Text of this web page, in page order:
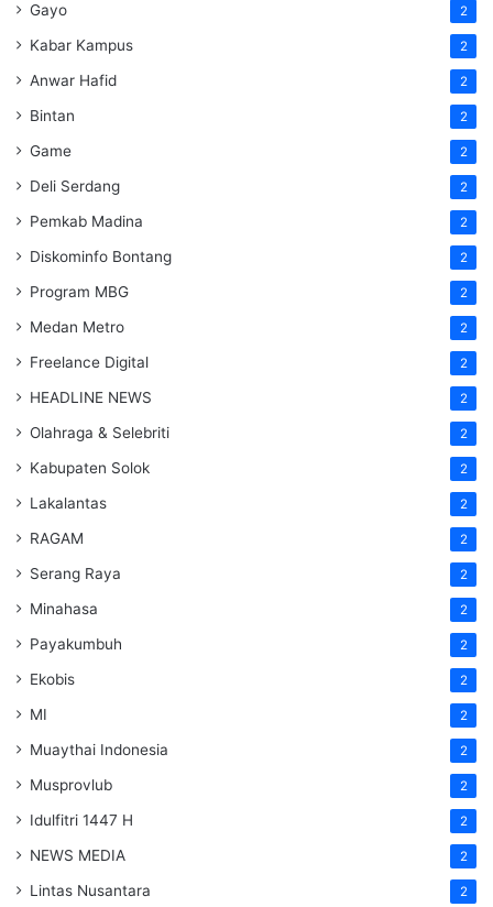
Gayo 2
Kabar Kampus 2
Anwar Hafid 2
Bintan 2
Game 2
Deli Serdang 2
Pemkab Madina 2
Diskominfo Bontang 2
Program MBG 2
Medan Metro 2
Freelance Digital 2
HEADLINE NEWS 2
Olahraga & Selebriti 2
Kabupaten Solok 2
Lakalantas 2
RAGAM 2
Serang Raya 2
Minahasa 2
Payakumbuh 2
Ekobis 2
MI 2
Muaythai Indonesia 2
Musprovlub 2
Idulfitri 1447 H 2
NEWS MEDIA 2
Lintas Nusantara 2